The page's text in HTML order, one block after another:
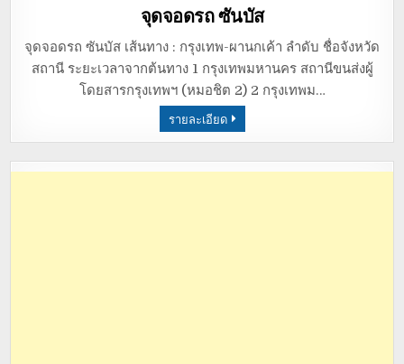
in
จุดจอดรถ ซันบัส
จุดจอดรถ ซันบัส เส้นทาง : กรุงเทพ-ผานกเค้า ลำดับ ชื่อจังหวัด
สถานี ระยะเวลาจากต้นทาง 1 กรุงเทพมหานคร สถานีขนส่งผู้
โดยสารกรุงเทพฯ (หมอชิต 2) 2 กรุงเทพม…
รายละเอียด